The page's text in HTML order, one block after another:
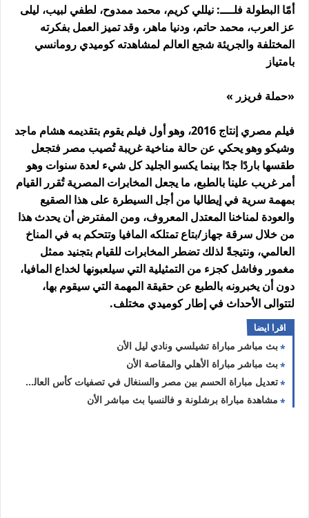
أمّا البطولة فلــــ: نيللي كريم، محمد ممدوح، لطفي لبيب، ليلى
عز العرب، محمد حاتم، ودنيا ماهر، وقد تميز العمل بفكرته
المختلفة والجريئة شجع العالم لمشاهدته كوميدي رومانسي
بامتياز
«حملة فريزر »
فيلم مصري إنتاج 2016، وهو أول فيلم يقوم بتقديمه هشام ماجد
وشيكو وهو يحكي عن حالة مناخية غريبة تُصيب مصر فتجعل
طقسها باردًا جدًا بينما يكسو الجليد كل شيء لعدة سنوات وهو
أمر غريب علينا بالطبع، ما يجعل المخابرات المصرية تُقرر القيام
بمهمة سرية في إيطاليا من أجل السيطرة على هذا الصقيع
والعودة لمناخنا المعتدل المعروف، ومن المفترض أن يحدث هذا
من خلال سرقة جهاز/بتاع تمتلكه المافيا وتتحكم به في المناخ
العالمي، ونتيجةً لذلك تضطر المخابرات للقيام بتجنيد ممثل
مغمور وفاشل كجزء من التمثيلية التي سيلعبونها لخداع المافيا،
دون أن يخبرونه بالطبع عن حقيقة المهمة التي سيقوم بها،
لتتوالى الأحداث في إطار كوميدي مختلف.
اقرا ايضا
بث مباشر مباراة تشيلسي ونادي ليل الأن
بث مباشر مباراة الأهلي والمقاصة الأن
تعديل مباراة الحسم بين مصر والسنغال في تصفيات كأس العالم 2022
مشاهدة مباراة برشلونة و فالنسيا بث مباشر الأن